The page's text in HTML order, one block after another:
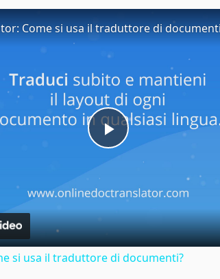
Play
Video
Come si usa il traduttore di
si usa il traduttore di documenti?